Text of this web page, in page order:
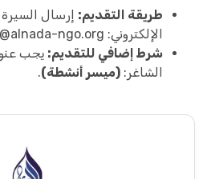
طريقة التقديم: إرسال السيرة
الإلكتروني: ngo.org
شرط إضافي للتقديم: يجب
الشاغر: (ميسر أنشطة).